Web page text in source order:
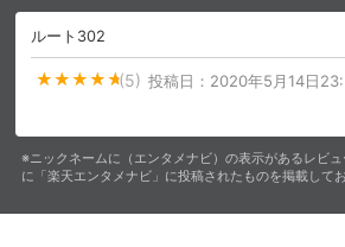
購入明細
Myクーポン
ます。
購入履歴
確認が可能です。
ルート302
(5) 投稿日： 2020年5月14日
※ニックネームに（エンタメナビ）の表示があるレビ
に「楽天エンタメナビ」に投稿されたものを掲載してお